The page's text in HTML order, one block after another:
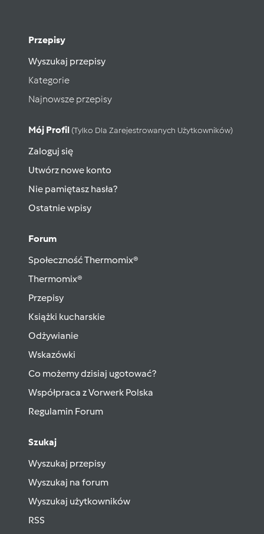
Przepisy
Wyszukaj przepisy
Kategorie
Najnowsze przepisy
Mój Profil (tylko Dla Zarejestrowanych Użytkowników)
Zaloguj się
Utwórz nowe konto
Nie pamiętasz hasła?
Ostatnie wpisy
Forum
Społeczność Thermomix®
Thermomix®
Przepisy
Książki kucharskie
Odżywianie
Wskazówki
Co możemy dzisiaj ugotować?
Współpraca z Vorwerk Polska
Regulamin Forum
Szukaj
Wyszukaj przepisy
Wyszukaj na forum
Wyszukaj użytkowników
RSS